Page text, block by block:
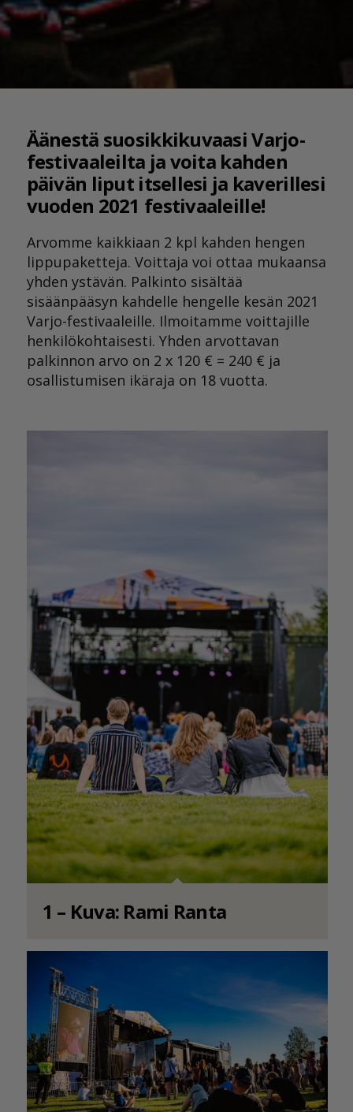
Äänestä suosikkikuvaasi Varjo-
festivaaleilta ja voita kahden
päivän liput itsellesi ja kaverillesi
vuoden 2021 festivaaleille!
Arvomme kaikkiaan 2 kpl kahden hengen
lippupaketteja. Voittaja voi ottaa mukaansa
yhden ystävän. Palkinto sisältää
sisäänpääsyn kahdelle hengelle kesän 2021
Varjo-festivaaleille. Ilmoitamme voittajille
henkilökohtaisesti. Yhden arvottavan
palkinnon arvo on 2 x 120 € = 240 € ja
osallistumisen ikäraja on 18 vuotta.
1 – Kuva: Rami Ranta